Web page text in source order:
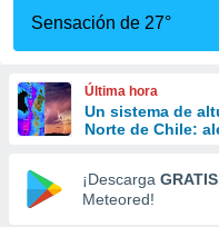
a este
las
y
forma
digital
basada
Sensación de 27°
Última hora
Un sistema de
Norte de Chile:
¡Descarga GRATIS
Meteored!